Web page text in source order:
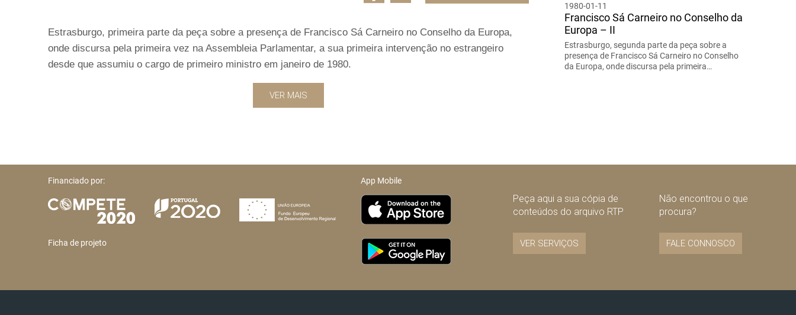
Estrasburgo, primeira parte da peça sobre a presença de Francisco Sá Carneiro no Conselho da Europa,
onde discursa pela primeira vez na Assembleia Parlamentar, a sua primeira intervenção no estrangeiro
desde que assumiu o cargo de primeiro ministro em janeiro de 1980.
VER MAIS
1980-01-11
Francisco Sá Carneiro no Conselho da
Europa – II
Estrasburgo, segunda parte da peça sobre a
presença de Francisco Sá Carneiro no Conselho
da Europa, onde discursa pela primeira…
Financiado por:
Ficha de projeto
App Mobile
Peça aqui a sua cópia de
conteúdos do arquivo RTP
VER SERVIÇOS
Não encontrou o que
procura?
FALE CONNOSCO